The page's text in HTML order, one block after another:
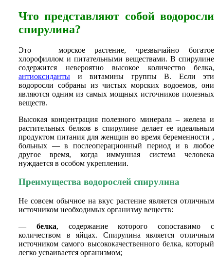
Что представляют собой водоросли
спирулина?
Это — морское растение, чрезвычайно богатое
хлорофиллом и питательными веществами. В спирулине
содержится невероятно высокое количество белка,
антиоксиданты и витамины группы В. Если эти
водоросли собраны из чистых морских водоемов, они
являются одним из самых мощных источников полезных
веществ.
Высокая концентрация полезного минерала – железа и
растительных белков в спирулине делает ее идеальным
продуктом питания для женщин во время беременности ,
больных — в послеоперационный период и в любое
другое время, когда иммунная система человека
нуждается в особом укреплении.
Преимущества водорослей спирулина
Не совсем обычное на вкус растение является отличным
источником необходимых организму веществ:
— белка, содержание которого сопоставимо с
количеством в яйцах. Спирулина является отличным
источником самого высококачественного белка, который
легко усваивается организмом;